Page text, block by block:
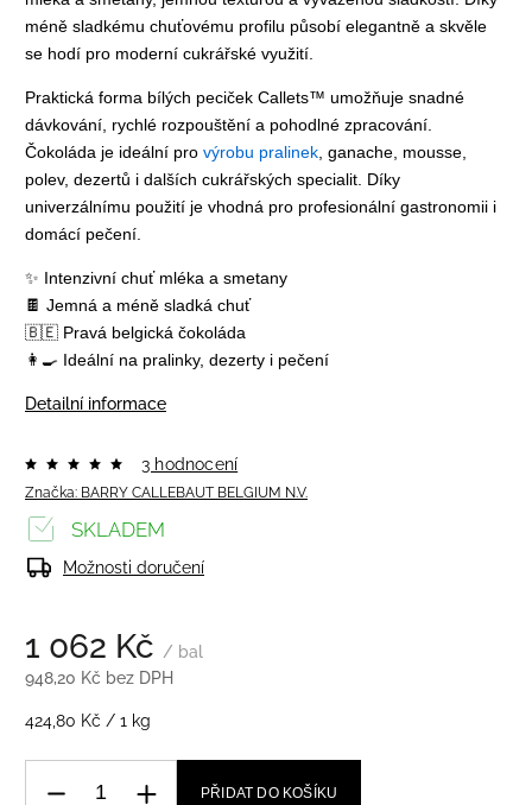
méně sladkému chuťovému profilu působí elegantně a skvěle
se hodí pro moderní cukrářské využití.
Praktická forma bílých peciček Callets™ umožňuje snadné
dávkování, rychlé rozpouštění a pohodlné zpracování.
Čokoláda je ideální pro výrobu pralinek , ganache, mousse,
polev, dezertů i dalších cukrářských specialit. Díky
univerzálnímu použití je vhodná pro profesionální gastronomii i
domácí pečení.
✨ Intenzivní chuť mléka a smetany
🍫 Jemná a méně sladká chuť
🇧🇪 Pravá belgická čokoláda
👩‍🍳 Ideální na pralinky, dezerty i pečení
Detailní informace
Značka: BARRY CALLEBAUT BELGIUM N.V.
3 hodnocení
1 062 Kč / bal
948,20 Kč bez DPH
424,80 Kč / 1 kg
SKLADEM
Možnosti doručení
PŘIDAT DO KOŠÍKU